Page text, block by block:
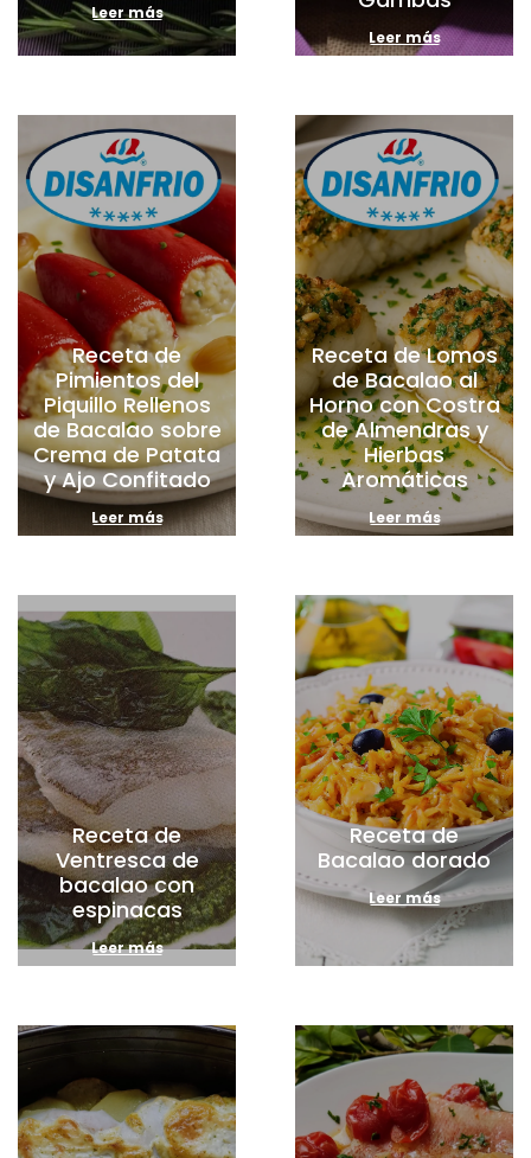
Leer más
Leer más
Receta de
Pimientos del
Piquillo Rellenos
de Bacalao sobre
Crema de Patata
y Ajo Confitado
Leer más
Receta de Lomos
de Bacalao al
Horno con Costra
de Almendras y
Hierbas
Aromáticas
Leer más
Receta de
Ventresca de
bacalao con
espinacas
Leer más
Receta de
Bacalao dorado
Leer más